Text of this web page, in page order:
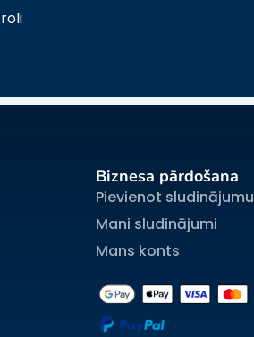
Biznesa pārdošana
Pievienot sludinājumu
Mani sludinājumi
Mans konts